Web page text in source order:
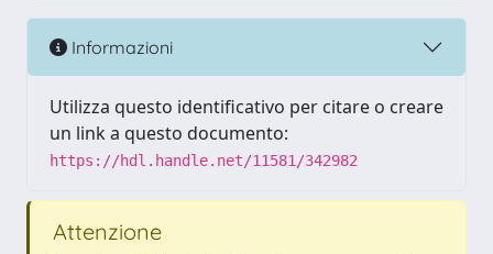
Informazioni
Utilizza questo identificativo per citare o creare
un link a questo documento:
https://hdl.handle.net/11581/342982
Attenzione